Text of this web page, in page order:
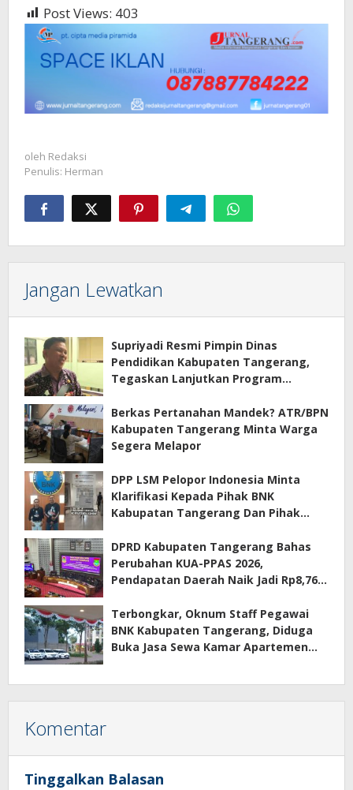
Post Views: 403
oleh Redaksi
Penulis: Herman
Jangan Lewatkan
Supriyadi Resmi Pimpin Dinas
Pendidikan Kabupaten Tangerang,
Tegaskan Lanjutkan Program
Berkas Pertanahan Mandek? ATR/BPN
Kabupaten Tangerang Minta Warga
Segera Melapor
DPP LSM Pelopor Indonesia Minta
Klarifikasi Kepada Pihak BNK
Kabupatan Tangerang Dan Pihak
Terkait Sewa Kamar Per Jam
DPRD Kabupaten Tangerang Bahas
Perubahan KUA-PPAS 2026,
Pendapatan Daerah Naik Jadi Rp8,76
Terbongkar, Oknum Staff Pegawai
BNK Kabupaten Tangerang, Diduga
Buka Jasa Sewa Kamar Apartemen
Komentar
Tinggalkan Balasan